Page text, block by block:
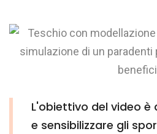
L'obiettivo del video è
e sensibilizzare gli